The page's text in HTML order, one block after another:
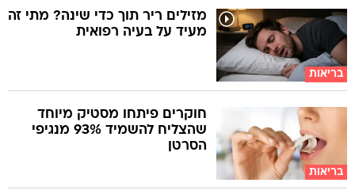
בריאות
מזילים ריר תוך כדי שינה? מתי זה
מעיד על בעיה רפואית
בריאות
חוקרים פיתחו מסטיק מיוחד
שהצליח להשמיד 93% מנגיפי
הסרטן